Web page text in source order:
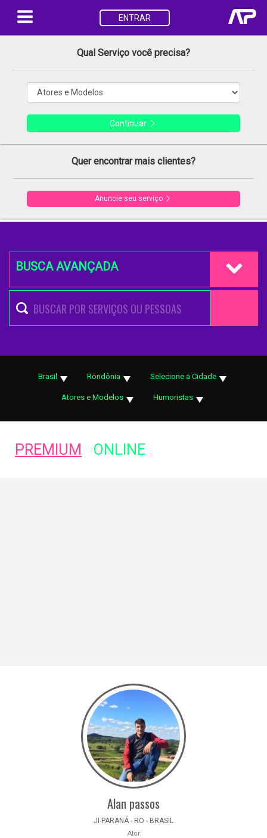
ENTRAR
Qual Serviço você precisa?
Continuar
Quer encontrar mais clientes?
Anuncie seu serviço
BUSCA AVANÇADA
Brasil Rondônia Selecione a Cidade
Atores e Modelos Humoristas
PREMIUM ONLINE
Alan passos
JI-PARANÁ - RO - BRASIL
Ator